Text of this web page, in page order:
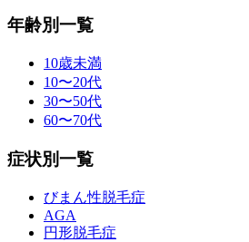
年齢別一覧
10歳未満
10〜20代
30〜50代
60〜70代
症状別一覧
びまん性脱毛症
AGA
円形脱毛症